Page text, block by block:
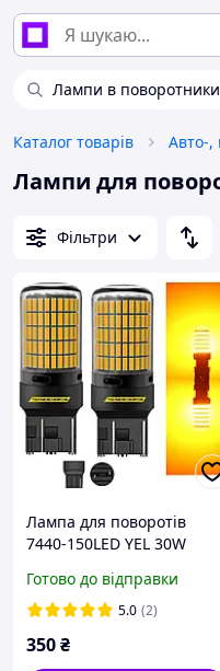
Лампи в поворотники
Каталог товарів Авто-,
Лампи для
Фільтри
Лампа для поворотів
7440-150LED YEL 30W
цоколь T20 7440 W21W,
12V-24V)
Готово до відправки
5.0 (2)
350₴